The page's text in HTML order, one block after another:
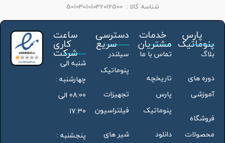
شناسه کالا : 501030101032012500
پارس
پنوماتیک
بلاگ
دوره های
آموزشی
فروشگاه
محصولات
خدمات
مشتریان
تماس با ما
تاریخچه
پارس
پنوماتیک
دانلود
دسترسی
سریع
سیلندر
پنوماتیک
تجهیزات
فیلتراسیون
شیر های
ساعت
کاری
شرکت
شنبه الی
چهارشنبه :
08:00 الی
17:30
پنجشنبه :